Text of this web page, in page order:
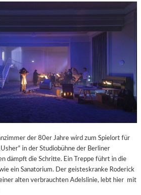
der 80er Jahre wird zum Spielort für
in der Studiobühne der Berliner
dämpft die Schritte. Ein Treppe führt in die
ein Sanatorium. Der geisteskranke Roderick
alten verbrauchten Adelslinie, lebt hier mit